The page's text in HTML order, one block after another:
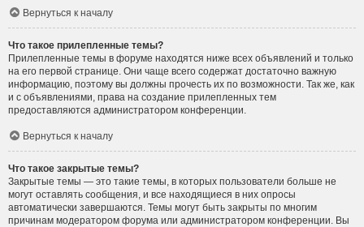
Вернуться к началу
Что такое прилепленные темы?
Прилепленные темы в форуме находятся ниже всех объявлений и только
на его первой странице. Они чаще всего содержат достаточно важную
информацию, поэтому вы должны прочесть их по возможности. Так же, как
и с объявлениями, права на создание прилепленных тем
предоставляются администратором конференции.
Вернуться к началу
Что такое закрытые темы?
Закрытые темы — это такие темы, в которых пользователи больше не
могут оставлять сообщения, и все находящиеся в них опросы
автоматически завершаются. Темы могут быть закрыты по многим
причинам модератором форума или администратором конференции. Вы